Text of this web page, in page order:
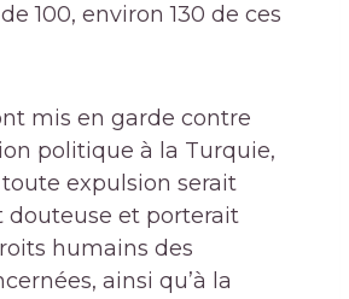
100, environ 130 de ces
mis en garde contre
politique à la Turquie,
expulsion serait
et porterait
humains des
ainsi qu’à la